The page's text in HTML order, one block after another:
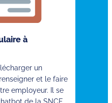
à
un
et le faire
employeur. Il se
de la SNCF